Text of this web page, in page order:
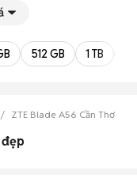
512 GB 1 TB
ZTE Blade A56 Cần Thơ